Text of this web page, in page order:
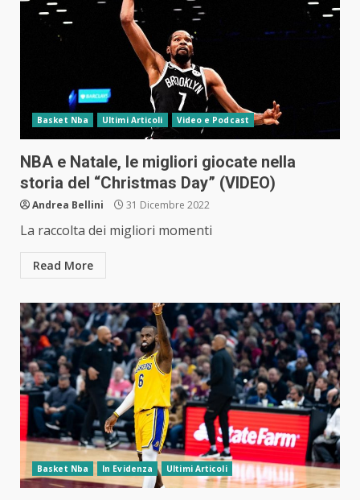
Basket Nba Ultimi Articoli Video e Podcast
NBA e Natale, le migliori giocate nella
storia del “Christmas Day” (VIDEO)
Andrea Bellini 31 Dicembre 2022
La raccolta dei migliori momenti
Read More
Basket Nba In Evidenza Ultimi Articoli